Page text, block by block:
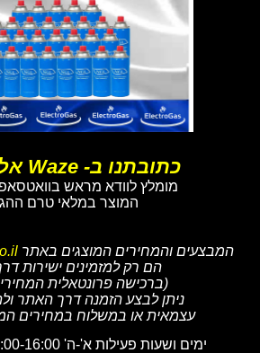
כתובתנו ב- Waze אלקטרוגז
מומלץ לוודא מראש
המוצר במלאי טרם
המבצעים והמחירים המוצגים באתר
הם רק למזמינים ישירות
(ברכישה פרונטאלית
ניתן לבצע הזמנה דרך האתר
עצמאית או במשלוח במחירים
ימים ושעות פעילות א'-ה' 8:00-16:00 (בשישי סגור)